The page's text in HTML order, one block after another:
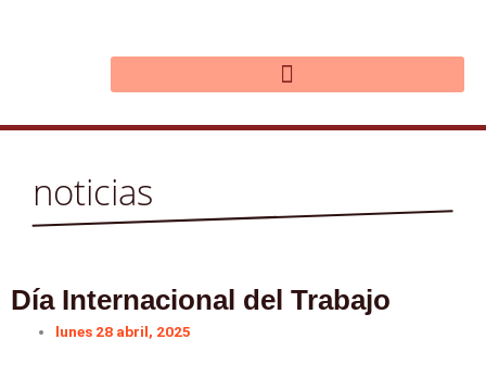
noticias
Día Internacional del Trabajo
lunes 28 abril, 2025